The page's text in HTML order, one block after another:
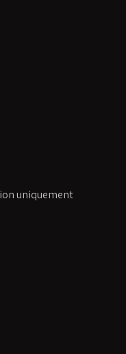
uniquement